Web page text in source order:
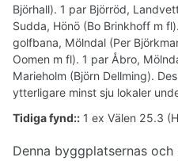
Björhall). 1 par Björröd,
Sudda, Hönö (Bo Brinkhoff m fl).
golfbana, Mölndal (Per
Oomen m fl). 1 par Åbro,
Marieholm (Björn Dellming).
ytterligare minst sju lokaler
Tidiga fynd:: 1 ex Välen 25.3
Denna byggplatsernas